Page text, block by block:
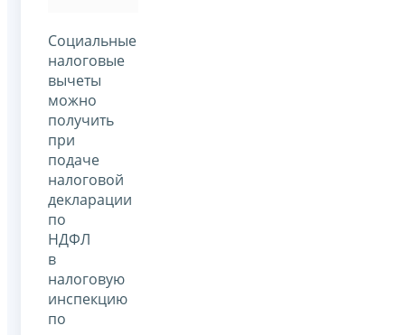
Социальные
налоговые
вычеты
можно
получить
при
подаче
налоговой
декларации
по
НДФЛ
в
налоговую
инспекцию
по